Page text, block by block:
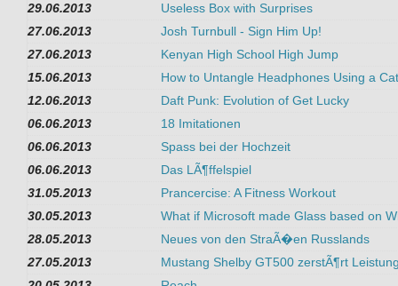
29.06.2013
Useless Box with Surprises
27.06.2013
Josh Turnbull - Sign Him Up!
27.06.2013
Kenyan High School High Jump
15.06.2013
How to Untangle Headphones Using a Cat
12.06.2013
Daft Punk: Evolution of Get Lucky
06.06.2013
18 Imitationen
06.06.2013
Spass bei der Hochzeit
06.06.2013
Das LÃ¶ffelspiel
31.05.2013
Prancercise: A Fitness Workout
30.05.2013
What if Microsoft made Glass based on
28.05.2013
Neues von den StraÃ�en Russlands
27.05.2013
Mustang Shelby GT500 zerstÃ¶rt